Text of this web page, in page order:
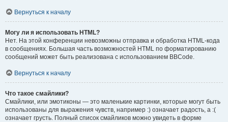
Вернуться к началу
Могу ли я использовать HTML?
Нет. На этой конференции невозможны отправка и обработка HTML-кода
в сообщениях. Большая часть возможностей HTML по форматированию
сообщений может быть реализована с использованием BBCode.
Вернуться к началу
Что такое смайлики?
Смайлики, или эмотиконы — это маленькие картинки, которые могут быть
использованы для выражения чувств, например :) означает радость, а :(
означает грусть. Полный список смайликов можно увидеть в форме